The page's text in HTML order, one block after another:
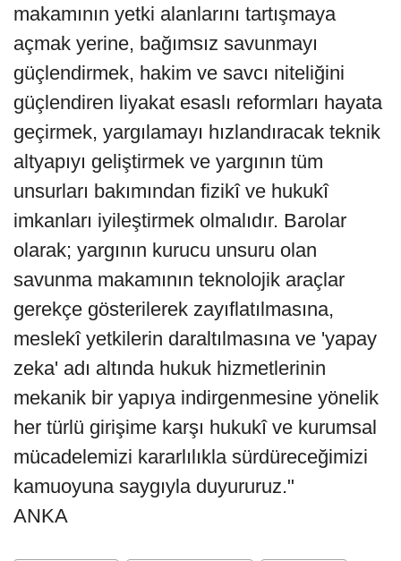
makamının yetki alanlarını tartışmaya
açmak yerine, bağımsız savunmayı
güçlendirmek, hakim ve savcı niteliğini
güçlendiren liyakat esaslı reformları hayata
geçirmek, yargılamayı hızlandıracak teknik
altyapıyı geliştirmek ve yargının tüm
unsurları bakımından fizikî ve hukukî
imkanları iyileştirmek olmalıdır. Barolar
olarak; yargının kurucu unsuru olan
savunma makamının teknolojik araçlar
gerekçe gösterilerek zayıflatılmasına,
meslekî yetkilerin daraltılmasına ve 'yapay
zeka' adı altında hukuk hizmetlerinin
mekanik bir yapıya indirgenmesine yönelik
her türlü girişime karşı hukukî ve kurumsal
mücadelemizi kararlılıkla sürdüreceğimizi
kamuoyuna saygıyla duyururuz."
ANKA